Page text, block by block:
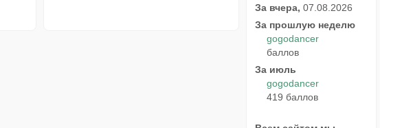
За вчера, 07.08.2026
За прошлую неделю
gogodancer
баллов
За июль
gogodancer
419 баллов